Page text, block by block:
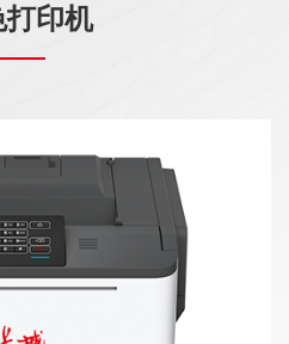
打印机
速彩色激光打印机，打印
机主控处理器工作频率